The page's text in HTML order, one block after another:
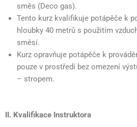
směs (Deco gas).
Tento kurz kvalifikuje potápěče k
hloubky 40 metrů s použitím
směsí.
Kurz opravňuje potápěče k
pouze v prostředí bez omezení
– stropem.
II. Kvalifikace Instruktora